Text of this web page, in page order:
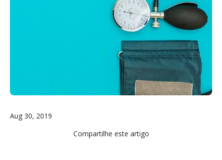
Aug 30, 2019
Compartilhe este artigo